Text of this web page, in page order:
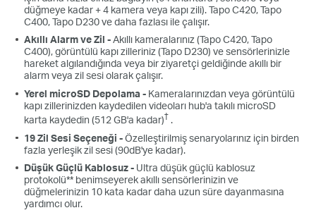
düğmeye kadar + 4 kamera veya kapı zili). Tapo C420, Tapo
C400, Tapo D230 ve daha fazlası ile çalışır.
Akıllı Alarm ve Zil -Akıllı kameralarınız (Tapo C420, Tapo
C400), görüntülü kapı zilleriniz (Tapo D230) ve sensörlerinizle
hareket algılandığında veya bir ziyaretçi geldiğinde akıllı bir
alarm veya zil sesi olarak çalışır.
Yerel microSD Depolama - Kameralarınızdan veya görüntülü
kapı zillerinizden kaydedilen videoları hub'a takılı microSD
karta kaydedin (512 GB'a kadar)† .
19 Zil Sesi Seçeneği -Özelleştirilmiş senaryolarınız için birden
fazla yerleşik zil sesi (90dB'ye kadar).
Düşük Güçlü Kablosuz - Ultra düşük güçlü kablosuz
protokolü** benimseyerek akıllı sensörlerinizin ve
düğmelerinizin 10 kata kadar daha uzun süre dayanmasına
yardımcı olur.